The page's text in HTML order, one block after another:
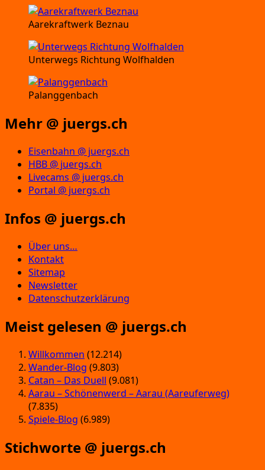
Aarekraftwerk Beznau
Unterwegs Richtung Wolfhalden
Palanggenbach
Mehr @ juergs.ch
Eisenbahn @ juergs.ch
HBB @ juergs.ch
Livecams @ juergs.ch
Portal @ juergs.ch
Infos @ juergs.ch
Über uns…
Kontakt
Sitemap
Newsletter
Datenschutzerklärung
Meist gelesen @ juergs.ch
Willkommen (12.214)
Wander-Blog (9.803)
Catan – Das Duell (9.081)
Aarau – Schönenwerd – Aarau (Aareuferweg)
(7.835)
Spiele-Blog (6.989)
Stichworte @ juergs.ch